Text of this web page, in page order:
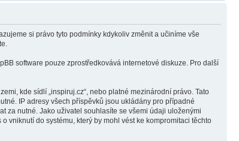
si právo tyto podmínky kdykoliv změnit a učiníme vše
software pouze zprostředkovává internetové diskuze. Pro další
kde sídlí „inspiruj.cz“, nebo platné mezinárodní právo. Tato
IP adresy všech příspěvků jsou ukládány pro případné
za nutné. Jako uživatel souhlasíte se všemi údaji uloženými
vniknutí do systému, který by mohl vést ke kompromitaci těchto